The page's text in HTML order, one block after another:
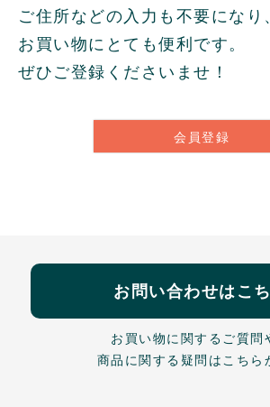
ご住所などの入力も不要にな
お買い物にとても便利です。
ぜひご登録くださいませ！
会員登録
お問い合わせはこ
お買い物に関するご質問
商品に関する疑問はこちら